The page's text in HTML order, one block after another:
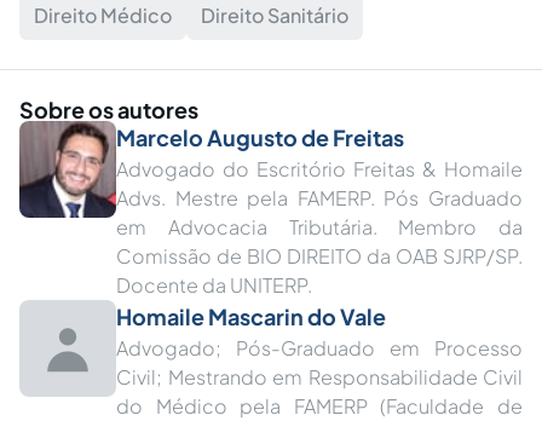
Direito Médico
Direito Sanitário
Sobre os autores
Marcelo Augusto de Freitas
Advogado do Escritório Freitas & Homaile
Advs. Mestre pela FAMERP. Pós Graduado
em Advocacia Tributária. Membro da
Comissão de BIO DIREITO da OAB SJRP/SP.
Docente da UNITERP.
Homaile Mascarin do Vale
Advogado; Pós-Graduado em Processo
Civil; Mestrando em Responsabilidade Civil
do Médico pela FAMERP (Faculdade de